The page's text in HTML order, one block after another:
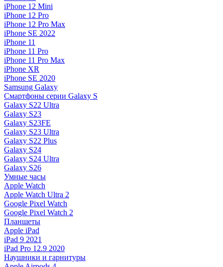
iPhone 12 Mini
iPhone 12 Pro
iPhone 12 Pro Max
iPhone SE 2022
iPhone 11
iPhone 11 Pro
iPhone 11 Pro Max
iPhone XR
iPhone SE 2020
Samsung Galaxy
Смартфоны серии Galaxy S
Galaxy S22 Ultra
Galaxy S23
Galaxy S23FE
Galaxy S23 Ultra
Galaxy S22 Plus
Galaxy S24
Galaxy S24 Ultra
Galaxy S26
Умные часы
Apple Watch
Apple Watch Ultra 2
Google Pixel Watch
Google Pixel Watch 2
Планшеты
Apple iPad
iPad 9 2021
iPad Pro 12.9 2020
Наушники и гарнитуры